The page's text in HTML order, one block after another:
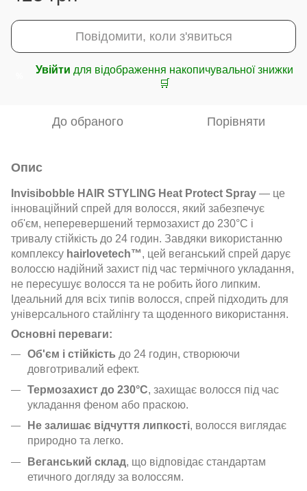
Повідомити, коли з'явиться
Увійти для відображення накопичувальної знижки
🛒
До обраного Порівняти
Опис
Invisibobble HAIR STYLING Heat Protect Spray — це
інноваційний спрей для волосся, який забезпечує
об'єм, неперевершений термозахист до 230°C і
тривалу стійкість до 24 годин. Завдяки використанню
комплексу hairlovetech™, цей веганський спрей дарує
волоссю надійний захист під час термічного укладання,
не пересушує волосся та не робить його липким.
Ідеальний для всіх типів волосся, спрей підходить для
універсального стайлінгу та щоденного використання.
Основні переваги:
Об'єм і стійкість до 24 годин, створюючи
довготривалий ефект.
Термозахист до 230°C, захищає волосся під час
укладання феном або праскою.
Не залишає відчуття липкості, волосся виглядає
природно та легко.
Веганський склад, що відповідає стандартам
етичного догляду за волоссям.